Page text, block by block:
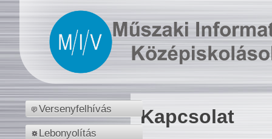
Versenyfelhívás
Lebonyolítás
Kapcsolat